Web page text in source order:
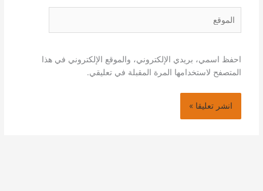
احفظ اسمي، بريدي الإلكتروني، والموقع الإلكتروني في هذا
المتصفح لاستخدامها المرة المقبلة في تعليقي.